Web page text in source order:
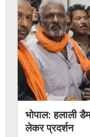
भोपाल: हलाली
लेकर प्रदर्शन